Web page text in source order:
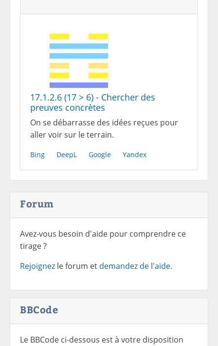
17.1.2.6 (17 > 6) - Chercher des
preuves concrètes
On se débarrasse des idées reçues pour
aller voir sur le terrain.
Bing DeepL Google Yandex
Forum
Avez-vous besoin d'aide pour comprendre ce
tirage ?
Rejoignez le forum et demandez de l'aide.
BBCode
Le BBCode ci-dessous est à votre disposition